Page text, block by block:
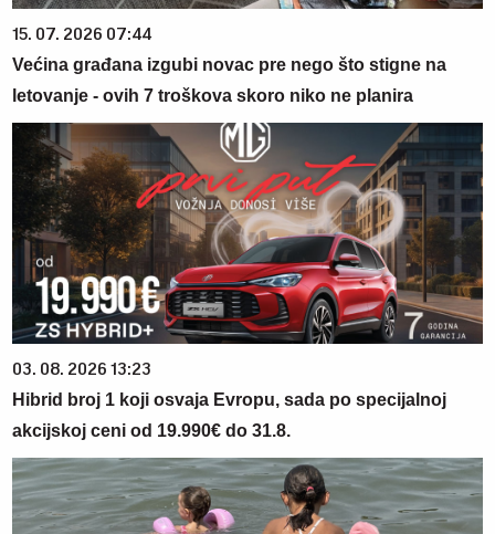
15. 07. 2026 07:44
Većina građana izgubi novac pre nego što stigne na
letovanje - ovih 7 troškova skoro niko ne planira
03. 08. 2026 13:23
Hibrid broj 1 koji osvaja Evropu, sada po specijalnoj
akcijskoj ceni od 19.990€ do 31.8.